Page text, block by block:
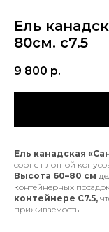
Ель
80см. с7.5
9 800 р.
Ель канадская
сорт с плотной
Высота 60–80 см
контейнерных
контейнере С7.5,
приживаемость.